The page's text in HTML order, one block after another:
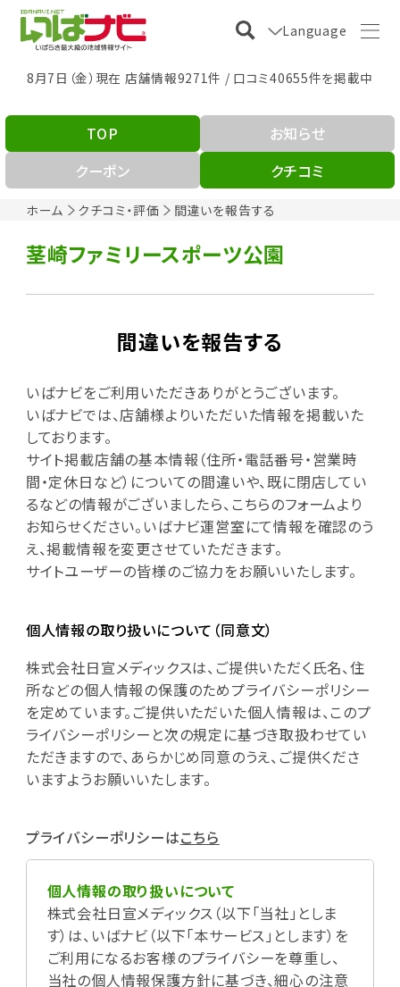
Language
8月7日（金）現在 店舗情報9271件 / 口コミ40655件を掲載中
ホーム クチコミ・評価 間違いを報告する
TOP
お知らせ
クーポン
クチコミ
茎崎ファミリースポーツ公園
間違いを報告する
いばナビをご利用いただきありがとうございます。
いばナビでは、店舗様よりいただいた情報を掲載いた
しております。
サイト掲載店舗の基本情報（住所・電話番号・営業時
間・定休日など）についての間違いや、既に閉店してい
るなどの情報がございましたら、こちらのフォームより
お知らせください。いばナビ運営室にて情報を確認のう
え、掲載情報を変更させていただきます。
サイトユーザーの皆様のご協力をお願いいたします。
個人情報の取り扱いについて（同意文）
株式会社日宣メディックスは、ご提供いただく氏名、住
所などの個人情報の保護のためプライバシーポリシー
を定めています。ご提供いただいた個人情報は、このプ
ライバシーポリシーと次の規定に基づき取扱わせてい
ただきますので、あらかじめ同意のうえ、ご提供くださ
いますようお願いいたします。
プライバシーポリシーはこちら
個人情報の取り扱いについて
株式会社日宣メディックス（以下「当社」としま
す）は、いばナビ（以下「本サービス」とします）を
ご利用になるお客様のプライバシーを尊重し、
当社の個人情報保護方針に基づき、細心の注意